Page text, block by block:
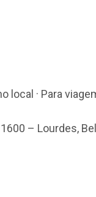
local · Para
– Lourdes,